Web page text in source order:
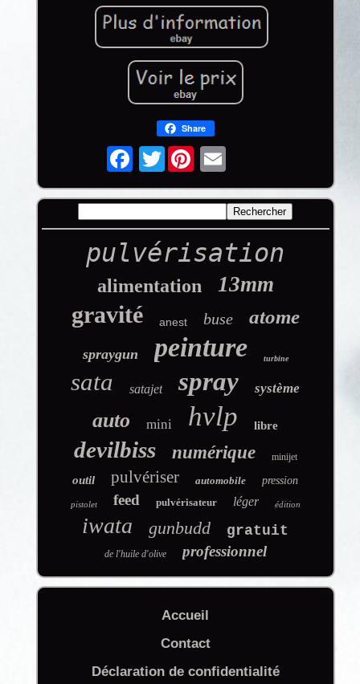
Share
Twitter
pulvérisation
alimentation 13mm
gravité anest buse atome
spraygun peinture turbine
sata satajet spray système
auto mini hvlp libre
devilbiss numérique minijet
outil pulvériser automobile pression
pistolet feed pulvérisateur léger édition
iwata gunbudd gratuit
de l'huile d'olive professionnel
Accueil
Contact
Déclaration de confidentialité